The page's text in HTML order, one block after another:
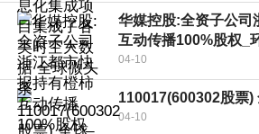
华媒控股:全资子公司
互动传播100%股权_
04-10
110017(600302股票)
04-10